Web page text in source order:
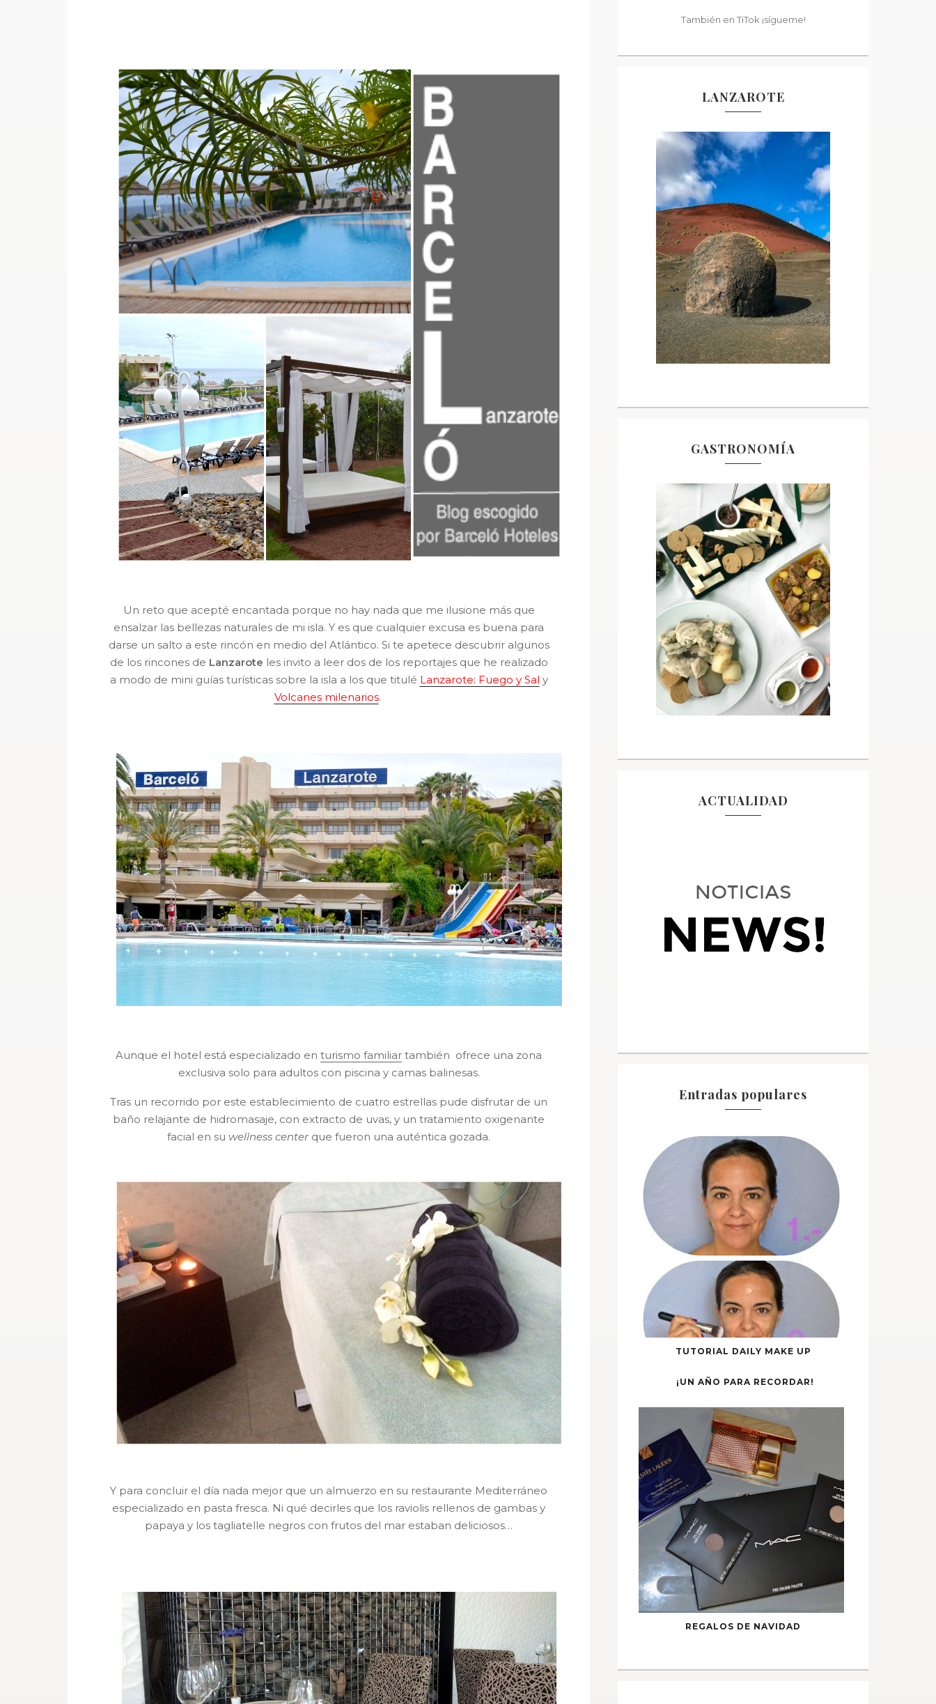
Un reto que acepté encantada porque no hay nada que me ilusione más que
ensalzar las bellezas naturales de mi isla. Y es que cualquier excusa es buena para
darse un salto a este rincón en medio del Atlántico. Si te apetece descubrir algunos
de los rincones de Lanzarote les invito a leer dos de los reportajes que he realizado
a modo de mini guías turísticas sobre la isla a los que titulé Lanzarote: Fuego y Sal y
Volcanes milenarios.
Aunque el hotel está especializado en turismo familiar también ofrece una zona
exclusiva solo para adultos con piscina y camas balinesas.
Tras un recorrido por este establecimiento de cuatro estrellas pude disfrutar de un
baño relajante de hidromasaje, con extracto de uvas, y un tratamiento oxigenante
facial en su wellness center que fueron una auténtica gozada.
Y para concluir el día nada mejor que un almuerzo en su restaurante Mediterráneo
especializado en pasta fresca. Ni qué decirles que los raviolis rellenos de gambas y
papaya y los tagliatelle negros con frutos del mar estaban deliciosos…
También en TiTok ¡sígueme!
LANZAROTE
GASTRONOMÍA
ACTUALIDAD
Entradas populares
TUTORIAL DAILY MAKE UP
¡UN AÑO PARA RECORDAR!
REGALOS DE NAVIDAD